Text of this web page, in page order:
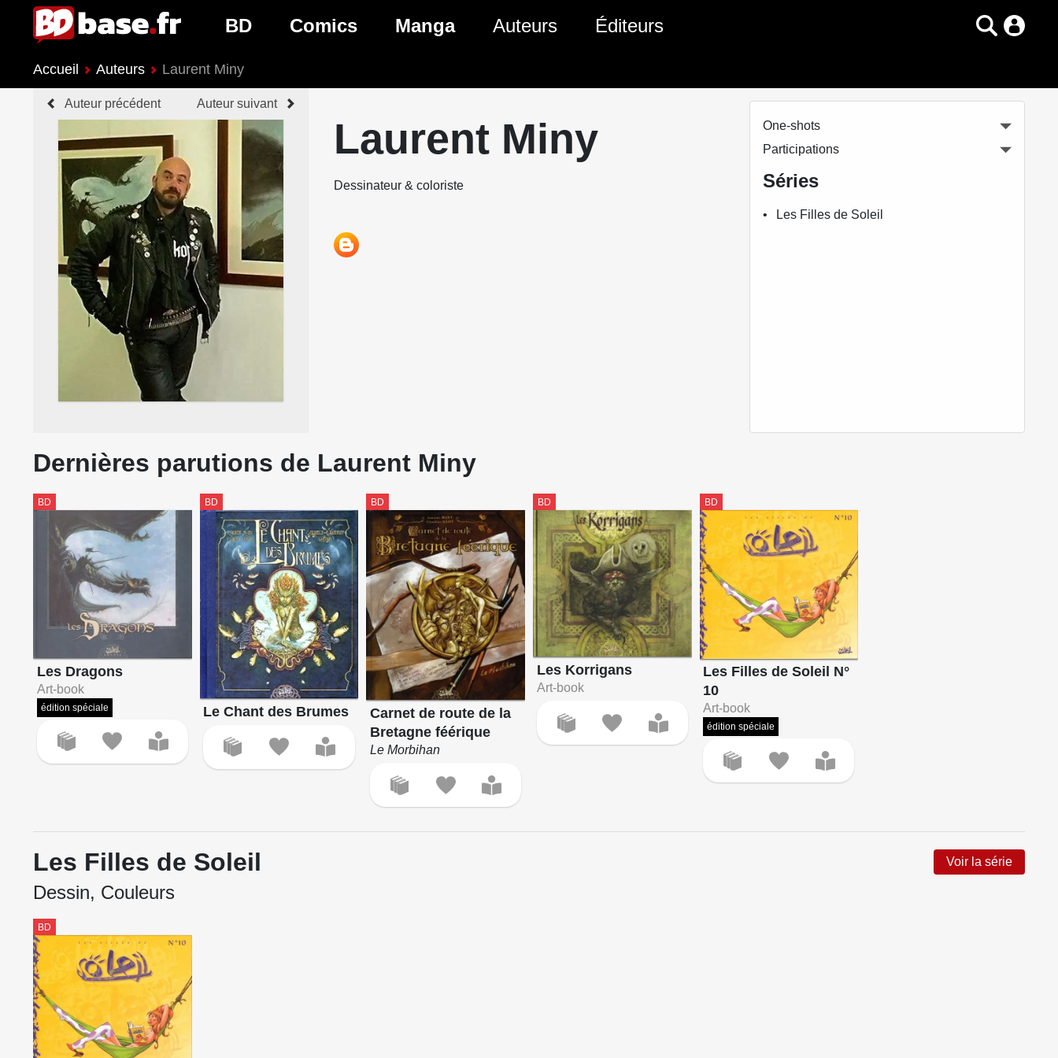
BD
Nouveautés BD
Prochaines sorties BD
Genres BD
Comics
Genres Comics
Manga
Genres Manga
Auteurs Éditeurs
Accueil Auteurs Laurent Miny
Auteur précédent Auteur suivant
Laurent Miny
Dessinateur & coloriste
One-shots
Participations
Séries
Les Filles de Soleil
Dernières parutions de Laurent Miny
BD
Les Dragons
Art-book
édition spéciale
BD
Le Chant des Brumes
BD
Carnet de route de la
Bretagne féérique
Le Morbihan
BD
Les Korrigans
Art-book
BD
Les Filles de Soleil N°
10
Art-book
édition spéciale
Les Filles de Soleil Voir la série
Dessin, Couleurs
BD